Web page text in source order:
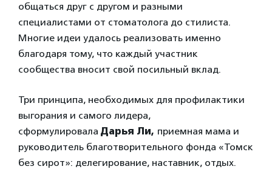
общаться друг с другом и разными
специалистами от стоматолога до стилиста.
Многие идеи удалось реализовать именно
благодаря тому, что каждый участник
сообщества вносит свой посильный вклад.
Три принципа, необходимых для профилактики
выгорания и самого лидера,
сформулировала Дарья Ли, приемная мама и
руководитель благотворительного фонда «Томск
без сирот»: делегирование, наставник, отдых.